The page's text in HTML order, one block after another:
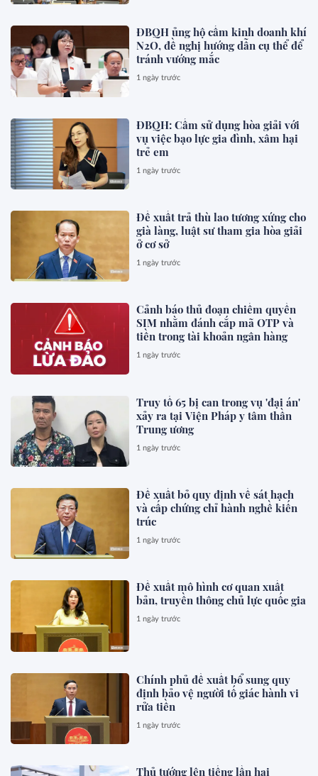
ĐBQH ủng hộ cấm kinh doanh khí
N2O, đề nghị hướng dẫn cụ thể để
tránh vướng mắc
1 ngày trước
ĐBQH: Cấm sử dụng hòa giải với
vụ việc bạo lực gia đình, xâm hại
trẻ em
1 ngày trước
Đề xuất trả thù lao tương xứng cho
già làng, luật sư tham gia hòa giải
ở cơ sở
1 ngày trước
Cảnh báo thủ đoạn chiếm quyền
SIM nhằm đánh cắp mã OTP và
tiền trong tài khoản ngân hàng
1 ngày trước
Truy tố 65 bị can trong vụ 'đại án'
xảy ra tại Viện Pháp y tâm thần
Trung ương
1 ngày trước
Đề xuất bỏ quy định về sát hạch
và cấp chứng chỉ hành nghề kiến
trúc
1 ngày trước
Đề xuất mô hình cơ quan xuất
bản, truyền thông chủ lực quốc gia
1 ngày trước
Chính phủ đề xuất bổ sung quy
định bảo vệ người tố giác hành vi
rửa tiền
1 ngày trước
Thủ tướng lên tiếng lần hai